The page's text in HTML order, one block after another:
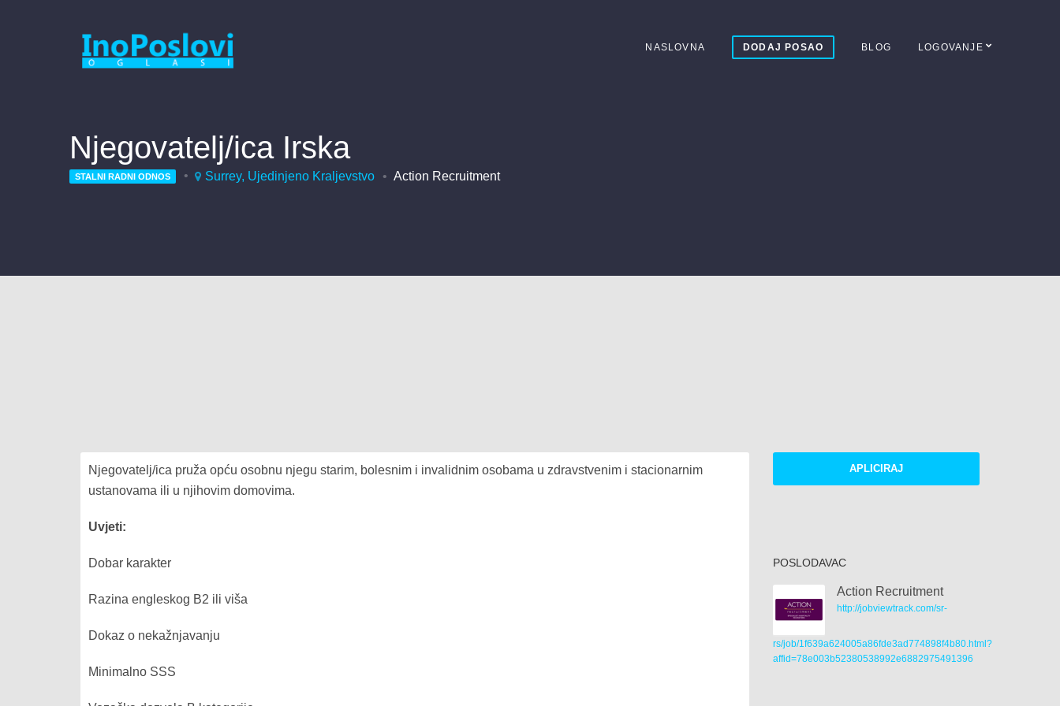
NASLOVNA DODAJ POSAO BLOG LOGOVANJE
Njegovatelj/ica Irska
STALNI RADNI ODNOS Surrey, Ujedinjeno Kraljevstvo Action Recruitment
Njegovatelj/ica pruža opću osobnu njegu starim, bolesnim i invalidnim osobama u zdravstvenim i stacionarnim
ustanovama ili u njihovim domovima.
Uvjeti:
Dobar karakter
Razina engleskog B2 ili viša
Dokaz o nekažnjavanju
Minimalno SSS
APLICIRAJ
POSLODAVAC
Action Recruitment
http://jobviewtrack.com/sr-
rs/job/1f639a624005a86fde3ad774898f4b80.html?
affid=78e003b52380538992e6882975491396